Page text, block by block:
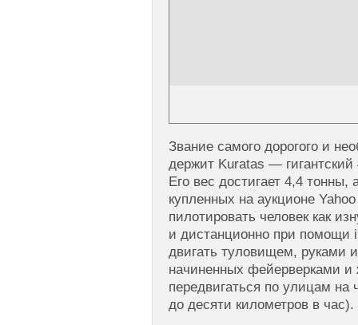
Звание самого дорогого и
держит Kuratas —
Его вес достигает 4,4 тонны,
купленных на аукционе
пилотировать человек как
и дистанционно при помощи
двигать туловищем, руками
начиненных фейерверками и
передвигаться по улицам на
до десяти километров в час).